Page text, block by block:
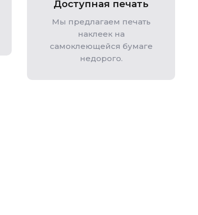
Доступная печать
Мы предлагаем печать
наклеек на
самоклеющейся бумаге
недорого.